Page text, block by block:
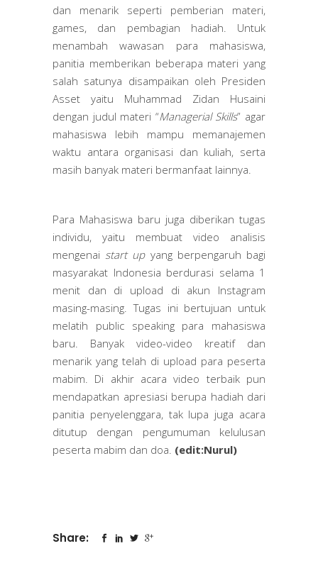
dan menarik seperti pemberian materi,
games, dan pembagian hadiah. Untuk
menambah wawasan para mahasiswa,
panitia memberikan beberapa materi yang
salah satunya disampaikan oleh Presiden
Asset yaitu Muhammad Zidan Husaini
dengan judul materi “Managerial Skills” agar
mahasiswa lebih mampu memanajemen
waktu antara organisasi dan kuliah, serta
masih banyak materi bermanfaat lainnya.
Para Mahasiswa baru juga diberikan tugas
individu, yaitu membuat video analisis
mengenai start upyang berpengaruh bagi
masyarakat Indonesia berdurasi selama 1
menit dan di upload di akun Instagram
masing-masing. Tugas ini bertujuan untuk
melatih public speaking para mahasiswa
baru. Banyak video-video kreatif dan
menarik yang telah di upload para peserta
mabim. Di akhir acara video terbaik pun
mendapatkan apresiasi berupa hadiah dari
panitia penyelenggara, tak lupa juga acara
ditutup dengan pengumuman kelulusan
peserta mabim dan doa. (edit:Nurul)
Share: